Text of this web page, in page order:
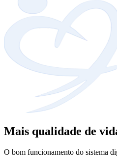
Mais qualidade de
O bom funcionamento do sistema